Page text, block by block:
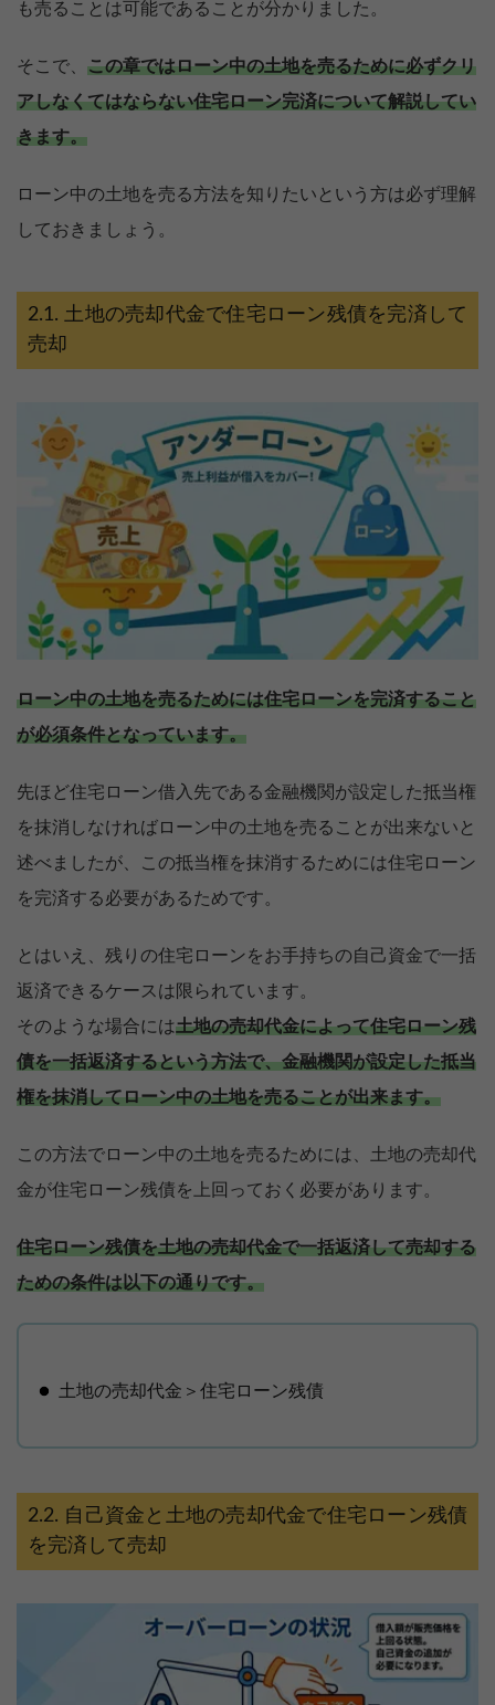
も売ることは可能であることが分かりました。
そこで、 この章ではローン中の土地を売るために必ずクリ
アしなくてはならない住宅ローン完済について解説してい
きます。
ローン中の土地を売る方法を知りたいという方は必ず理解
しておきましょう。
土地の売却代金で住宅ローン残債を完済して
売却
ローン中の土地を売るためには住宅ローンを完済すること
が必須条件となっています。
先ほど住宅ローン借入先である金融機関が設定した抵当権
を抹消しなければローン中の土地を売ることが出来ないと
述べましたが、この抵当権を抹消するためには住宅ローン
を完済する必要があるためです。
とはいえ、残りの住宅ローンをお手持ちの自己資金で一括
返済できるケースは限られています。
そのような場合には土地の売却代金によって住宅ローン残
債を一括返済するという方法で、金融機関が設定した抵当
権を抹消してローン中の土地を売ることが出来ます。
この方法でローン中の土地を売るためには、土地の売却代
金が住宅ローン残債を上回っておく必要があります。
住宅ローン残債を土地の売却代金で一括返済して売却する
ための条件は以下の通りです。
土地の売却代金＞住宅ローン残債
自己資金と土地の売却代金で住宅ローン残債
を完済して売却